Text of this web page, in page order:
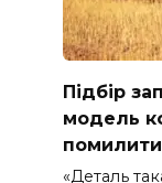
Підбір
модель
«Деталь